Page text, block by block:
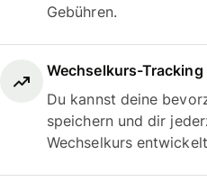
Gebühren.
Wechselkurs-Tracking
Du kannst deine
speichern und dir
Wechselkurs